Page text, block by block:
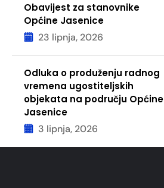
Obavijest za stanovnike
Općine Jasenice
23 lipnja, 2026
Odluka o produženju radnog
vremena ugostiteljskih
objekata na području Općine
Jasenice
3 lipnja, 2026